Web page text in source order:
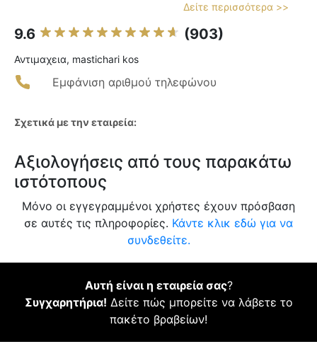
Δείτε περισσότερα >>
9.6 (903)
Αντιμαχεια, mastichari kos
Εμφάνιση αριθμού τηλεφώνου
Σχετικά με την εταιρεία:
Αξιολογήσεις από τους παρακάτω
ιστότοπους
Μόνο οι εγγεγραμμένοι χρήστες έχουν πρόσβαση
σε αυτές τις πληροφορίες. Κάντε κλικ εδώ για να
συνδεθείτε.
Αυτή είναι η εταιρεία σας?
Συγχαρητήρια! Δείτε πώς μπορείτε να λάβετε το
πακέτο βραβείων!